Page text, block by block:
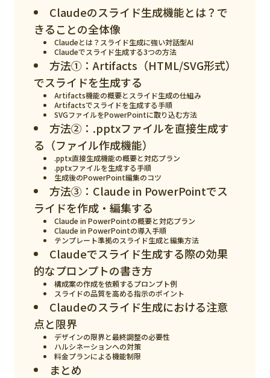
スマート物流
ニュース
デジタルサイネージ
カメラ
SaaS
おすすめ
スマホ
リセット
検索する
Claudeのスライド生成機能とは？で
きることの全体像
Claudeとは？スライド生成に強い対話型AI
Claudeでスライド生成する3つの方法
方法①：Artifacts（HTML/SVG形式）
でスライドを生成する
Artifacts機能の概要とスライド生成の仕組み
Artifactsでスライドを生成する手順
SVGファイルをPowerPointに取り込む方法
方法②：.pptxファイルを直接生成す
る（ファイル作成機能）
.pptx直接生成機能の概要と対応プラン
.pptxファイルを生成する手順
生成後のPowerPoint編集のコツ
方法③：Claude in PowerPointでス
ライドを作成・編集する
Claude in PowerPointの概要と対応プラン
Claude in PowerPointの導入手順
テンプレート準拠のスライド生成と編集方法
Claudeでスライド生成する際の効果
的なプロンプトの書き方
構成案の作成を依頼するプロンプト例
スライドの品質を高める指示のポイント
Claudeのスライド生成における注意
点と限界
デザインの限界と最終調整の必要性
ハルシネーションへの対策
料金プランによる機能制限
まとめ